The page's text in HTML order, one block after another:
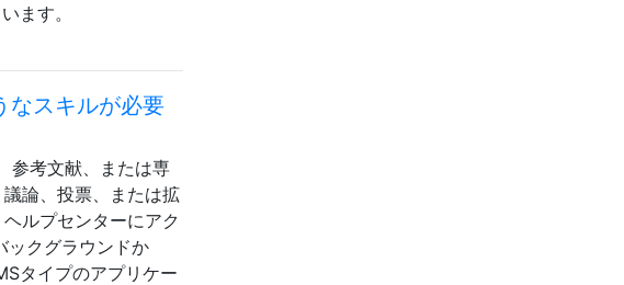
ます。
なスキルが必要
参考文献、または専
論、投票、または拡
ルプセンターにアク
ックグラウンドか
タイプのアプリケー